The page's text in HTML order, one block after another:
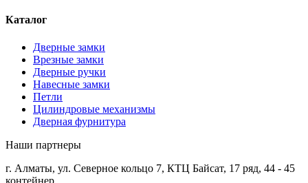
Каталог
Дверные замки
Врезные замки
Дверные ручки
Навесные замки
Петли
Цилиндровые механизмы
Дверная фурнитура
Наши партнеры
г. Алматы, ул. Северное кольцо 7, КТЦ Байсат, 17 ряд, 44 - 45
контейнер